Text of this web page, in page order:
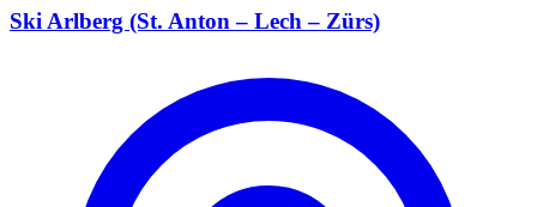
Ski Arlberg (St. Anton – Lech – Zürs)